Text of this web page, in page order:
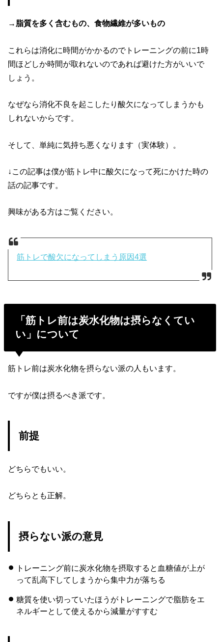
→ 脂質を多く含むもの、食物繊維が多いもの
これらは消化に時間がかかるのでトレーニングの前に1時
間ほどしか時間が取れないのであれば避けた方がいいで
しょう。
なぜなら消化不良を起こしたり酸欠になってしまうかも
しれないからです。
そして、単純に気持ち悪くなります（実体験）。
↓この記事は僕が筋トレ中に酸欠になって死にかけた時の
話の記事です。
興味がある方はご覧ください。
筋トレで酸欠になってしまう原因4選
「筋トレ前は炭水化物は摂らなくてい
い」について
筋トレ前は炭水化物を摂らない派の人もいます。
ですが僕は摂るべき派です。
前提
どちらでもいい。
どちらとも正解。
摂らない派の意見
トレーニング前に炭水化物を摂取すると血糖値が上が
って乱高下してしまうから集中力が落ちる
糖質を使い切っていたほうがトレーニングで脂肪をエ
ネルギーとして使えるから減量がすすむ